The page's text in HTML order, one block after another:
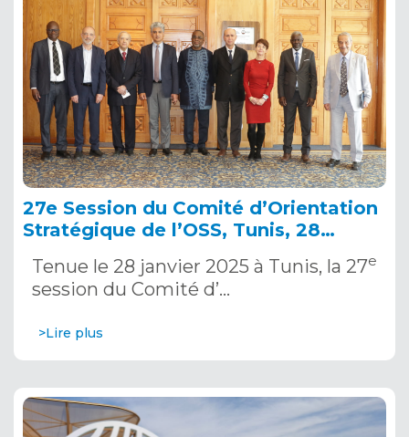
27e Session du Comité d’Orientation
Stratégique de l’OSS, Tunis, 28
Tenue le 28 janvier 2025 à Tunis, la 27e
session du Comité d’…
>Lire plus